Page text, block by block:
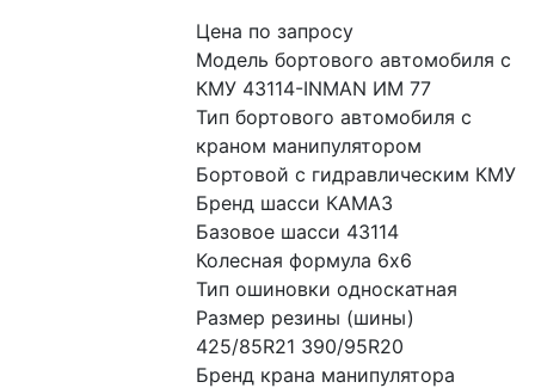
Цена по запросу
Модель бортового автомобиля с
КМУ 43114-INMAN ИМ 77
Тип бортового автомобиля с
краном манипулятором
Бортовой с гидравлическим КМУ
Бренд шасси КАМАЗ
Базовое шасси 43114
Колесная формула 6x6
Тип ошиновки односкатная
Размер резины (шины)
425/85R21 390/95R20
Бренд крана манипулятора